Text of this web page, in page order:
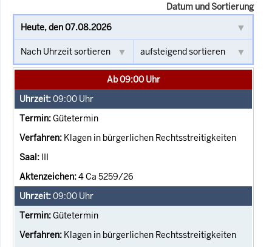
Datum und Sortierung
Ab 09:00 Uhr
09:00 Uhr
Gütetermin
Klagen in bürgerlichen Rechtsstreitigkeiten
III
4 Ca 5259/26
09:00 Uhr
Gütetermin
Klagen in bürgerlichen Rechtsstreitigkeiten